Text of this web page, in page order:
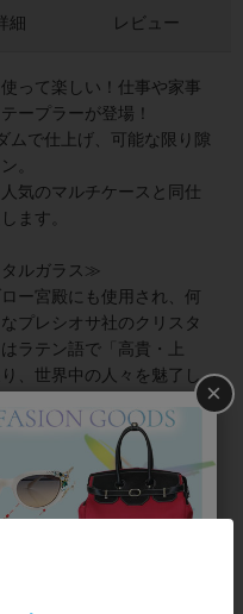
って楽しい！仕事や家事
ープラーが登場！
ムで仕上げ、可能な限り隙
。
気のマルチケースと同仕
ます。
ルガラス≫
ー宮殿にも使用され、何
プレシオサ社のクリスタ
ラテン語で「高貴・上
、世界中の人々を魅了し
の通り、アフターサービ
能です。
細 レビュー
×